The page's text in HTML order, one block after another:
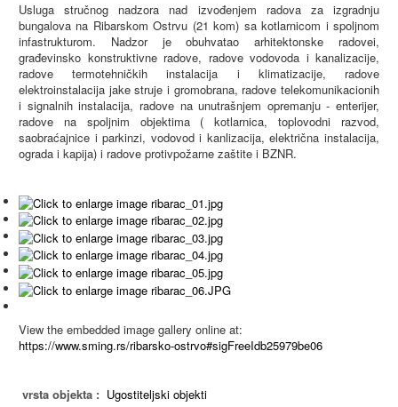
Usluga stručnog nadzora nad izvođenjem radova za izgradnju
bungalova na Ribarskom Ostrvu (21 kom) sa kotlarnicom i spoljnom
infastrukturom. Nadzor je obuhvatao arhitektonske radovei,
građevinsko konstruktivne radove, radove vodovoda i kanalizacije,
radove termotehničkih instalacija i klimatizacije, radove
elektroinstalacija jake struje i gromobrana, radove telekomunikacionih
i signalnih instalacija, radove na unutrašnjem opremanju - enterijer,
radove na spoljnim objektima ( kotlarnica, toplovodni razvod,
saobraćajnice i parkinzi, vodovod i kanlizacija, električna instalacija,
ograda i kapija) i radove protivpožarne zaštite i BZNR.
View the embedded image gallery online at:
https://www.sming.rs/ribarsko-ostrvo#sigFreeIdb25979be06
vrsta objekta : Ugostiteljski objekti